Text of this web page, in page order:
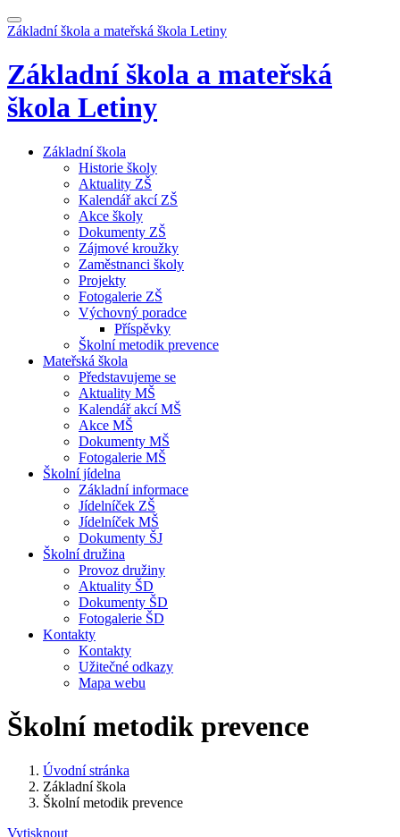
Základní škola a mateřská škola Letiny
Základní škola a mateřská
škola Letiny
Základní škola
Historie školy
Aktuality ZŠ
Kalendář akcí ZŠ
Akce školy
Dokumenty ZŠ
Zájmové kroužky
Zaměstnanci školy
Projekty
Fotogalerie ZŠ
Výchovný poradce
Příspěvky
Školní metodik prevence
Mateřská škola
Představujeme se
Aktuality MŠ
Kalendář akcí MŠ
Akce MŠ
Dokumenty MŠ
Fotogalerie MŠ
Školní jídelna
Základní informace
Jídelníček ZŠ
Jídelníček MŠ
Dokumenty ŠJ
Školní družina
Provoz družiny
Aktuality ŠD
Dokumenty ŠD
Fotogalerie ŠD
Kontakty
Kontakty
Užitečné odkazy
Mapa webu
Školní metodik prevence
Úvodní stránka
Základní škola
Školní metodik prevence
Vytisknout